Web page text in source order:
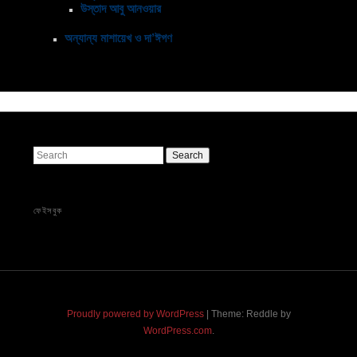
উস্তাদ আবু আনওয়ার
অন্যান্য মাশায়েখ ও দা’ঈগণ
Search
ফেইসবুক
Proudly powered by WordPress
Theme: Reddle by
WordPress.com.